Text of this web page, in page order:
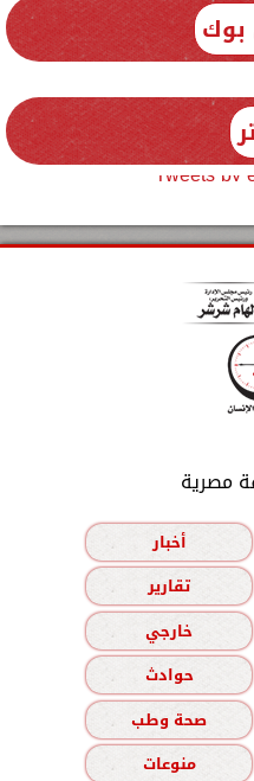
Tweets by
مصرية
أخبار
تقارير
خارجي
حوادث
صحة وطب
منوعات